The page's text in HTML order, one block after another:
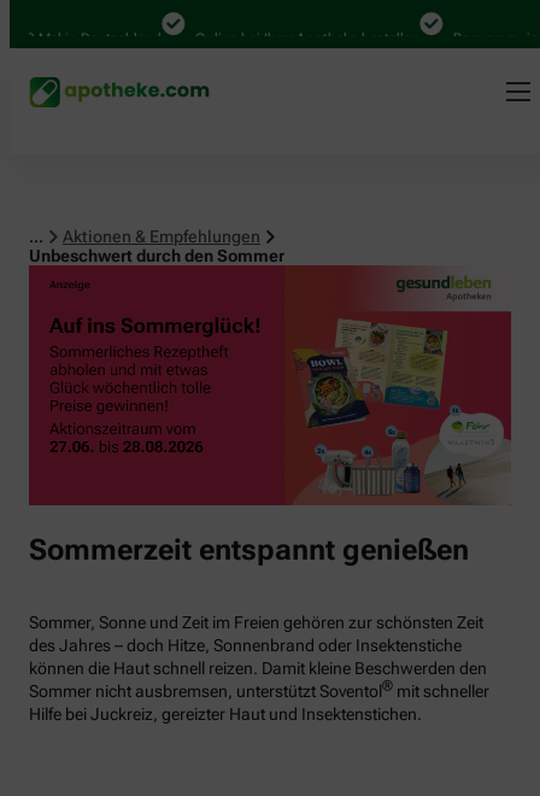
Mal in Deutschland Online bei Ihrer Apotheke bestellen Bequem
...
Aktionen & Empfehlungen
Unbeschwert durch den Sommer
Sommerzeit entspannt genießen
Sommer, Sonne und Zeit im Freien gehören zur schönsten Zeit
des Jahres – doch Hitze, Sonnenbrand oder Insektenstiche
können die Haut schnell reizen. Damit kleine Beschwerden den
Sommer nicht ausbremsen, unterstützt Soventol® mit schneller
Hilfe bei Juckreiz, gereizter Haut und Insektenstichen.